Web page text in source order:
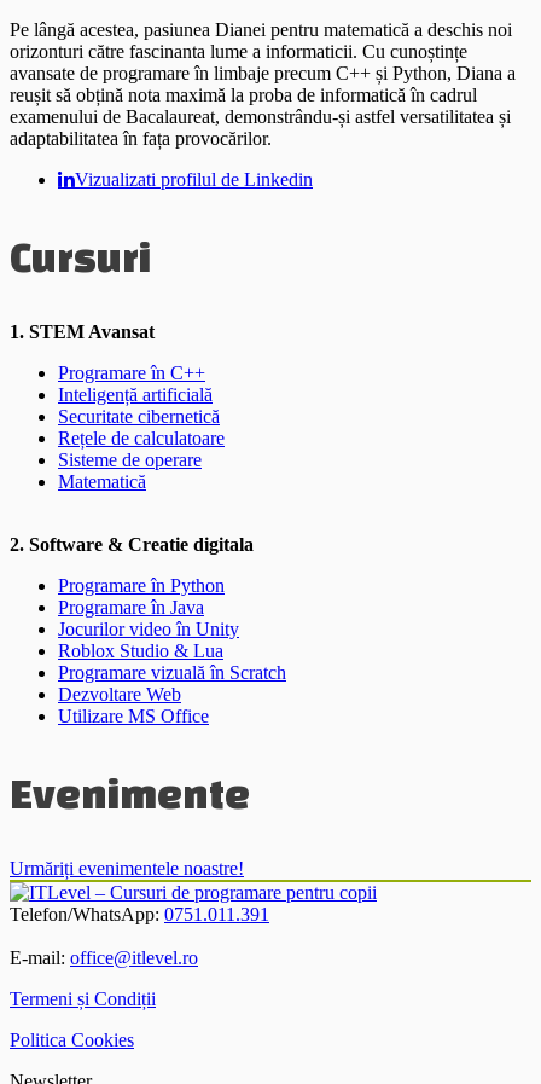
Pe lângă acestea, pasiunea Dianei pentru matematică a deschis noi
orizonturi către fascinanta lume a informaticii. Cu cunoștințe
avansate de programare în limbaje precum C++ și Python, Diana a
reușit să obțină nota maximă la proba de informatică în cadrul
examenului de Bacalaureat, demonstrându-și astfel versatilitatea și
adaptabilitatea în fața provocărilor.
Vizualizati profilul de Linkedin
Cursuri
1. STEM Avansat
Programare în C++
Inteligență artificială
Securitate cibernetică
Rețele de calculatoare
Sisteme de operare
Matematică
2. Software & Creatie digitala
Programare în Python
Programare în Java
Jocurilor video în Unity
Roblox Studio & Lua
Programare vizuală în Scratch
Dezvoltare Web
Utilizare MS Office
Evenimente
Urmăriți evenimentele noastre!
Telefon/WhatsApp: 0751.011.391
E-mail: office@itlevel.ro
Termeni și Condiții
Politica Cookies